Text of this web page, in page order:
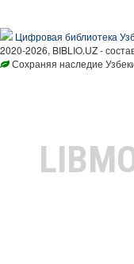
Цифровая библиотека
2020-2026, BIBLIO.UZ -
Сохраняя наследие